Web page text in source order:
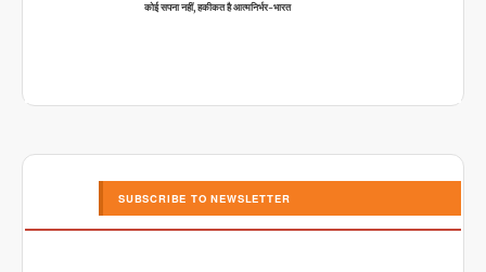
कोई सपना नहीं, हकीकत है आत्मनिर्भर-भारत
SUBSCRIBE TO NEWSLETTER